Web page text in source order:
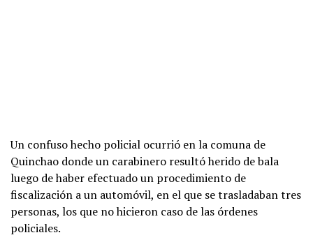
Un confuso hecho policial ocurrió en la comuna de
Quinchao donde un carabinero resultó herido de bala
luego de haber efectuado un procedimiento de
fiscalización a un automóvil, en el que se trasladaban tres
personas, los que no hicieron caso de las órdenes
policiales.